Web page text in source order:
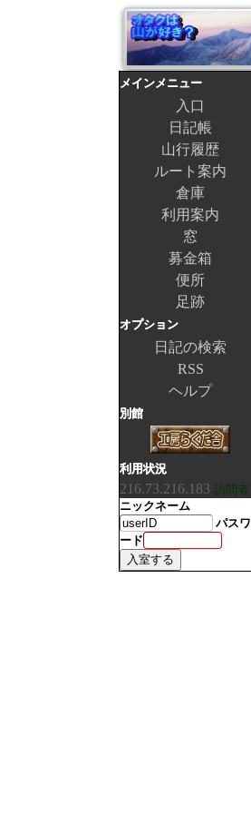
メインメニュー
入口
日記帳
山行履歴
ルート案内
倉庫
利用案内
窓
募金箱
便所
足跡
オプション
日記の検索
RSS
ヘルプ
別館
利用状況
216.73.216.183 訪問者
ニックネーム
パスワ
ード